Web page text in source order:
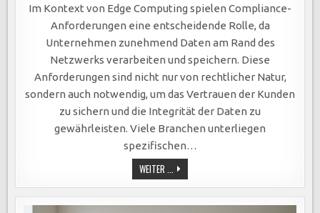
Im Kontext von Edge Computing spielen Compliance-
Anforderungen eine entscheidende Rolle, da
Unternehmen zunehmend Daten am Rand des
Netzwerks verarbeiten und speichern. Diese
Anforderungen sind nicht nur von rechtlicher Natur,
sondern auch notwendig, um das Vertrauen der Kunden
zu sichern und die Integrität der Daten zu
gewährleisten. Viele Branchen unterliegen
spezifischen…
WEITER ... COMPLIANCE-
ANFORDERUNGEN
IM
EDGE
COMPUTING: